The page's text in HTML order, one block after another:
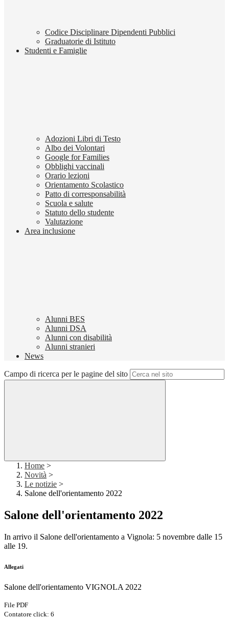
Codice Disciplinare Dipendenti Pubblici
Graduatorie di Istituto
Studenti e Famiglie
Adozioni Libri di Testo
Albo dei Volontari
Google for Families
Obblighi vaccinali
Orario lezioni
Orientamento Scolastico
Patto di corresponsabilità
Scuola e salute
Statuto dello studente
Valutazione
Area inclusione
Alunni BES
Alunni DSA
Alunni con disabilità
Alunni stranieri
News
Campo di ricerca per le pagine del sito
Home >
Novità >
Le notizie >
Salone dell'orientamento 2022
Salone dell'orientamento 2022
In arrivo il Salone dell'orientamento a Vignola: 5 novembre dalle 15
alle 19.
Allegati
Salone dell'orientamento VIGNOLA 2022
File PDF
Contatore click: 6